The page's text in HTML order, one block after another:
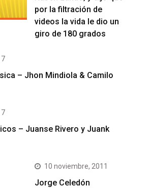
por la filtración de
videos la vida le dio un
giro de 180 grados
– Jhon Mindiola & Camilo
– Juanse Rivero y Juank
10 noviembre, 2011
Jorge Celedón